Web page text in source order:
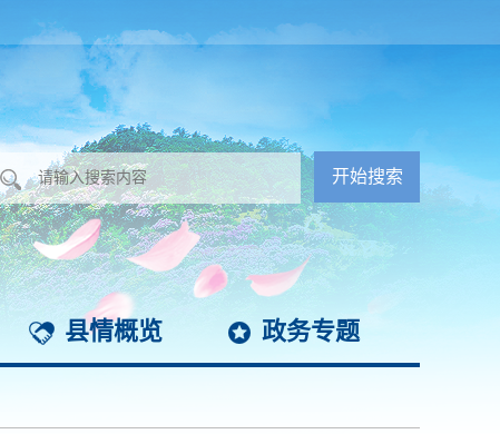
县情概览 政务专题